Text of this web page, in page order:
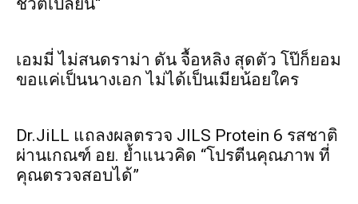
ชีวิตเปลี่ยน“
เอมมี่ ไม่สนดราม่า ดัน จื้อหลิง สุดตัว โป๊ก็ยอม
ขอแค่เป็นนางเอก ไม่ได้เป็นเมียน้อยใคร
Dr.JiLL แถลงผลตรวจ JILS Protein 6 รสชาติ
ผ่านเกณฑ์ อย. ย้ำแนวคิด “โปรตีนคุณภาพ ที่
คุณตรวจสอบได้”